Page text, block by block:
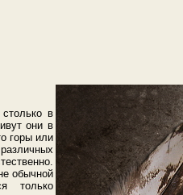
в
они в
горы или
обычной
только